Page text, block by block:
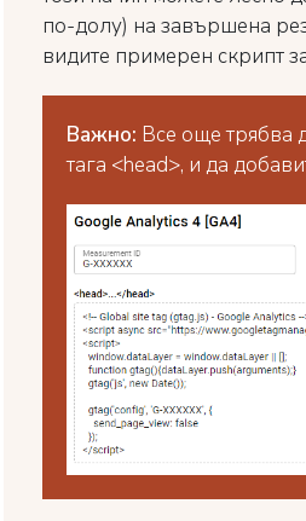
по-долу) на завършена
видите примерен скрипт
Важно: Все още трябва
тага <head>, и да